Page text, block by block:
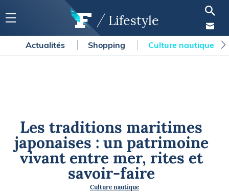
Lifestyle
Actualités Shopping Culture nautique
Les traditions maritimes
japonaises : un patrimoine
vivant entre mer, rites et
savoir-faire
Culture nautique